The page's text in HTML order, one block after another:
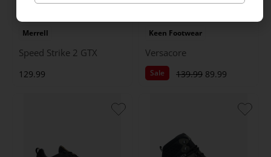
Merrell
Speed Strike 2 GTX
129.99
Keen Footwear
Versacore
Sale 139.99 89.99